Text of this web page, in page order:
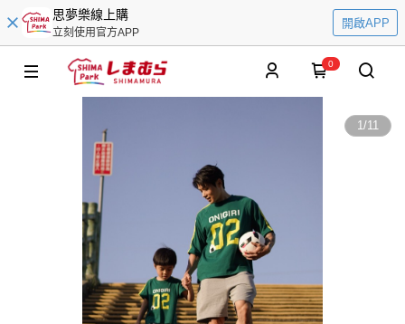
思夢樂線上購
立刻使用官方APP
開啟APP
0
1/11